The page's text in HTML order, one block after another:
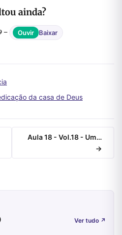
ainda?
– Ouvir Baixar
da casa de Deus
Aula 18 - Vol.18 - Um…
→
Ver tudo ↗